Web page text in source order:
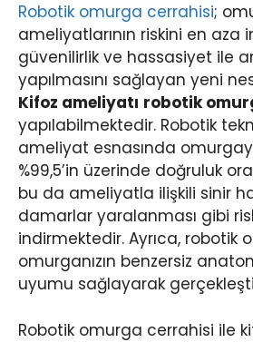
Robotik omurga cerrahisi;
ameliyatlarının riskini en aza
güvenilirlik ve hassasiyet ile
yapılmasını sağlayan yeni
Kifoz ameliyatı robotik
yapılabilmektedir. Robotik
ameliyat esnasında
%99,5’in üzerinde doğruluk
bu da ameliyatla ilişkili sinir
damarlar yaralanması gibi
indirmektedir. Ayrıca, robotik
omurganızın benzersiz
uyumu sağlayarak
Robotik omurga cerrahisi ile